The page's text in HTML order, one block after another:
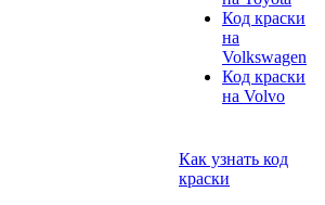
Код краски
на
Volkswagen
Код краски
на Volvo
Как узнать код
краски